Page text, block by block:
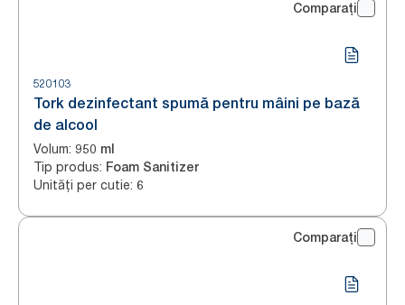
Comparați
520103
Tork dezinfectant spumă pentru mâini pe bază
de alcool
Volum: 950 ml
Tip produs: Foam Sanitizer
Unități per cutie: 6
Comparați